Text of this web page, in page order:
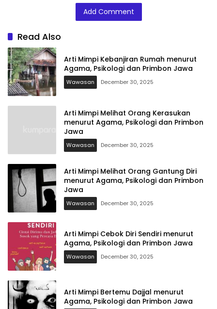
Add Comment
Read Also
Arti Mimpi Kebanjiran Rumah menurut
Agama, Psikologi dan Primbon Jawa
Wawasan December 30, 2025
Arti Mimpi Melihat Orang Kerasukan
menurut Agama, Psikologi dan Primbon
Jawa
Wawasan December 30, 2025
Arti Mimpi Melihat Orang Gantung Diri
menurut Agama, Psikologi dan Primbon
Jawa
Wawasan December 30, 2025
Arti Mimpi Cebok Diri Sendiri menurut
Agama, Psikologi dan Primbon Jawa
Wawasan December 30, 2025
Arti Mimpi Bertemu Dajjal menurut
Agama, Psikologi dan Primbon Jawa